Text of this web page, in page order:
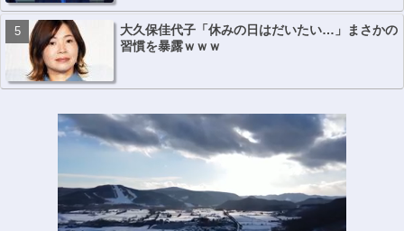
大久保佳代子「休みの日はだいたい…」まさかの
習慣を暴露ｗｗｗ